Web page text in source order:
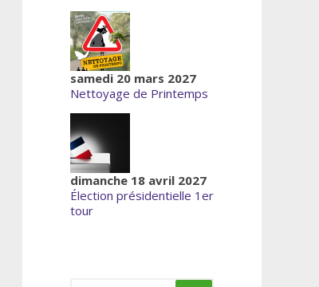
samedi 20 mars 2027
Nettoyage de Printemps
dimanche 18 avril 2027
Élection présidentielle 1er
tour